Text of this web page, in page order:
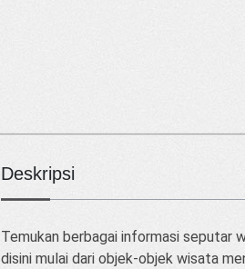
Deskripsi
Temukan berbagai informasi seputar
disini mulai dari objek-objek wisata